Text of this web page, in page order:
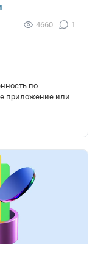
4660 1
по
приложение или